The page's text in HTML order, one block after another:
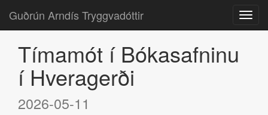
Guðrún Arndís Tryggvadóttir
Tímamót í Bókasafninu
í Hveragerði
2026-05-11